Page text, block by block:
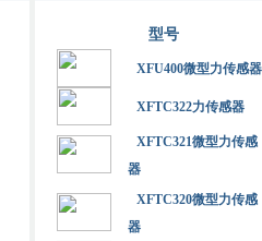
型号
XFU400微型力传感器
XFTC322力传感器
XFTC321微型力传感
器
XFTC320微型力传感
器